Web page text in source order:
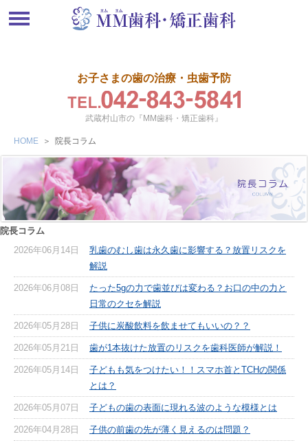
お子さまの歯の治療・虫歯予防
武蔵村山市の『MM歯科・矯正歯科』
HOME ＞ 院長コラム
院長コラム
2026年06月14日
乳歯のむし歯は永久歯に影響する？放置リスクを
解説
2026年06月08日
たった5gの力で歯並びは変わる？お口の中の力と
日常のクセを解説
2026年05月28日 子供に炭酸飲料を飲ませてもいいの？？
2026年05月21日 歯が1本抜けた放置のリスクを歯科医師が解説！
2026年05月14日
子どもも気をつけたい！！スマホ首とTCHの関係
とは？
2026年05月07日 子どもの歯の表面に現れる波のような模様とは
2026年04月28日 子供の前歯の先が薄く見えるのは問題？